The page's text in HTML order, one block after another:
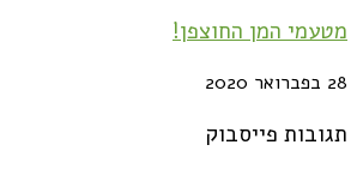
מטעמי המן החוצפן!
28 בפברואר 2020
תגובות פייסבוק